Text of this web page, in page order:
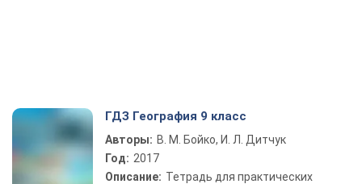
ГДЗ География 9 класс
Авторы: В. М. Бойко, И. Л. Дитчук
Год: 2017
Описание: Тетрадь для практических